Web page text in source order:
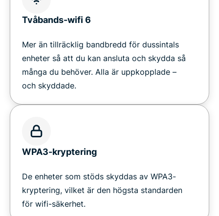
Installationsguide för Aircove och Aircove Go
Folk älskar Aircove
Digitalt skydd har omdefinierats.
Tvåbands-wifi 6
Mer än tillräcklig bandbredd för dussintals
enheter så att du kan ansluta och skydda så
många du behöver. Alla är uppkopplade –
och skyddade.
WPA3-kryptering
De enheter som stöds skyddas av WPA3-
kryptering, vilket är den högsta standarden
för wifi-säkerhet.